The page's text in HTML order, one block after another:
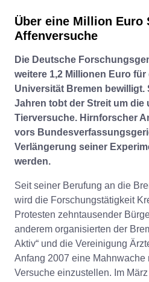
Über eine Million Euro
Affenversuche
Die Deutsche
weitere 1,2 Millionen Euro
Universität Bremen bewilligt.
Jahren tobt der Streit um die
Tierversuche. Hirnforscher
vors
Verlängerung seiner
werden.
Seit seiner Berufung an die
wird die Forschungstätigkeit
Protesten zehntausender
anderem organisierten der
Aktiv“ und die Vereinigung
Anfang 2007 eine Mahnwache
Versuche einzustellen. Im